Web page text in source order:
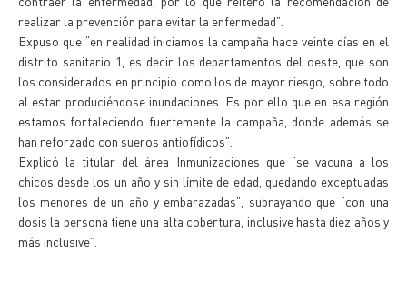
realizar la prevención para evitar la enfermedad”.
Expuso que “en realidad iniciamos la campaña hace veinte días en el
distrito sanitario 1, es decir los departamentos del oeste, que son
los considerados en principio como los de mayor riesgo, sobre todo
al estar produciéndose inundaciones. Es por ello que en esa región
estamos fortaleciendo fuertemente la campaña, donde además se
han reforzado con sueros antiofídicos”.
Explicó la titular del área Inmunizaciones que “se vacuna a los
chicos desde los un año y sin límite de edad, quedando exceptuadas
los menores de un año y embarazadas”, subrayando que “con una
dosis la persona tiene una alta cobertura, inclusive hasta diez años y
más inclusive”.